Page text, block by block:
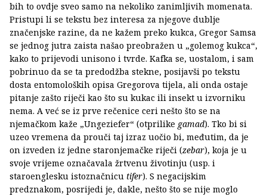
bih to ovdje sveo samo na nekoliko zanimljivih momenata.
Pristupi li se tekstu bez interesa za njegove dublje
značenjske razine, da ne kažem preko kukca, Gregor Samsa
se jednog jutra zaista našao preobražen u „golemog kukca“,
kako to prijevodi unisono i tvrde. Kafka se, uostalom, i sam
pobrinuo da se ta predodžba stekne, posijavši po tekstu
dosta entomoloških opisa Gregorova tijela, ali onda ostaje
pitanje zašto riječi kao što su kukac ili insekt u izvorniku
nema. A već se iz prve rečenice ceri nešto što se na
njemačkom kaže „Ungeziefer“ (otprilike gamad). Tko bi si
uzeo vremena da prouči taj izraz uočio bi, međutim, da je
on izveden iz jedne staronjemačke riječi (zebar), koja je u
svoje vrijeme označavala žrtvenu životinju (usp. i
staroenglesku istoznačnicu tifer). S negacijskim
predznakom, posrijedi je, dakle, nešto što se nije moglo